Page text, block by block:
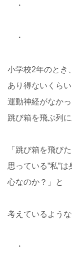
・
・
小学校2年のとき、
あり得ないくら
運動神経がなか
跳び箱を飛ぶ列
「跳び箱を飛び
思っている”私”は
心なのか？」と
考えているような
・